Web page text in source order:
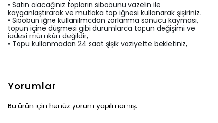
• Satın alacağınız topların sibobunu vazelin ile
kayganlaştırarak ve mutlaka top iğnesi kullanarak şişiriniz,
• Sibobun iğne kullanılmadan zorlanma sonucu kayması,
topun içine düşmesi gibi durumlarda topun değişimi ve
iadesi mümkün değildir,
• Topu kullanmadan 24 saat şişik vaziyette bekletiniz,
Yorumlar
Bu ürün için henüz yorum yapılmamış.